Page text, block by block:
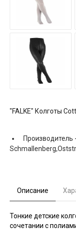
"FALKE" Колготы
Производитель -
Описание
Тонкие детские
сочетании с